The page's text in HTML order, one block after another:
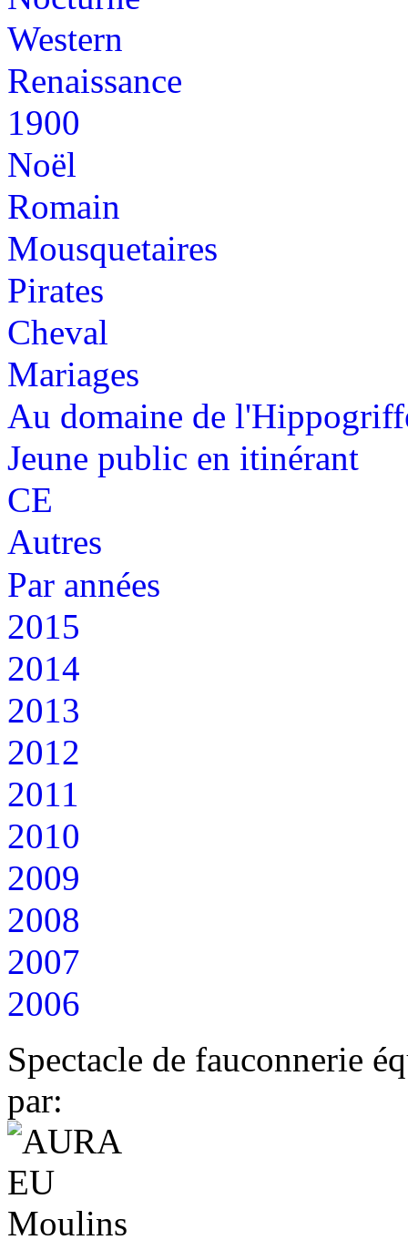
Western
Renaissance
1900
Noël
Romain
Mousquetaires
Pirates
Cheval
Mariages
Au domaine de
Jeune public en itinérant
CE
Autres
Par années
2015
2014
2013
2012
2011
2010
2009
2008
2007
2006
Spectacle de fauconnerie
par: